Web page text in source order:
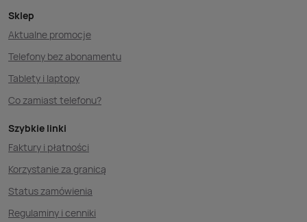
Sklep
Aktualne promocje
Telefony bez abonamentu
Tablety i laptopy
Co zamiast telefonu?
Szybkie linki
Faktury i płatności
Korzystanie za granicą
Status zamówienia
Regulaminy i cenniki